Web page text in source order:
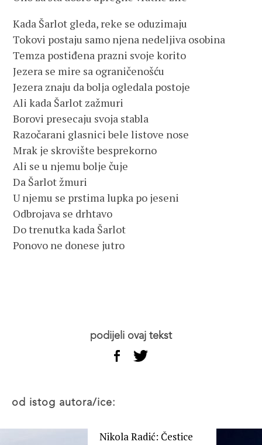
Kada Šarlot gleda, reke se oduzimaju
Tokovi postaju samo njena nedeljiva osobina
Temza postiđena prazni svoje korito
Jezera se mire sa ograničenošću
Jezera znaju da bolja ogledala postoje
Ali kada Šarlot zažmuri
Borovi presecaju svoja stabla
Razočarani glasnici bele listove nose
Mrak je skrovište besprekorno
Ali se u njemu bolje čuje
Da Šarlot žmuri
U njemu se prstima lupka po jeseni
Odbrojava se drhtavo
Do trenutka kada Šarlot
Ponovo ne donese jutro
podijeli ovaj tekst
od istog autora/ice:
Nikola Radić: Čestice